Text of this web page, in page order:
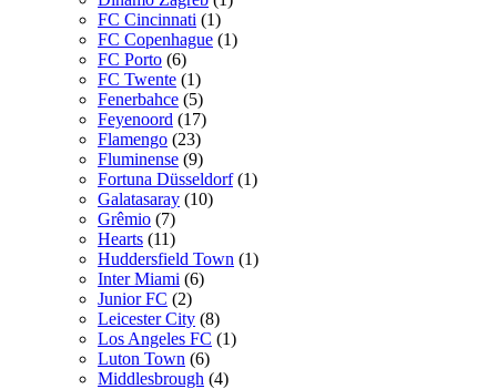
FC Cincinnati (1)
FC Copenhague (1)
FC Porto (6)
FC Twente (1)
Fenerbahce (5)
Feyenoord (17)
Flamengo (23)
Fluminense (9)
Fortuna Düsseldorf (1)
Galatasaray (10)
Grêmio (7)
Hearts (11)
Huddersfield Town (1)
Inter Miami (6)
Junior FC (2)
Leicester City (8)
Los Angeles FC (1)
Luton Town (6)
Middlesbrough (4)